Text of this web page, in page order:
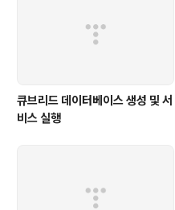
큐브리드 데이터베이스 생성 및 서
비스 실행